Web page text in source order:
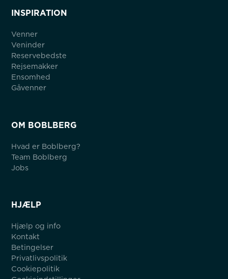
INSPIRATION
Venner
Veninder
Reservebedste
Rejsemakker
Ensomhed
Gåvenner
OM BOBLBERG
Hvad er Boblberg?
Team Boblberg
Jobs
HJÆLP
Hjælp og info
Kontakt
Betingelser
Privatlivspolitik
Cookiepolitik